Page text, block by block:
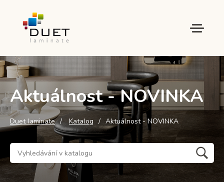
Aktuálnost - NOVINKA
Duet laminate Katalog Aktuálnost - NOVINKA